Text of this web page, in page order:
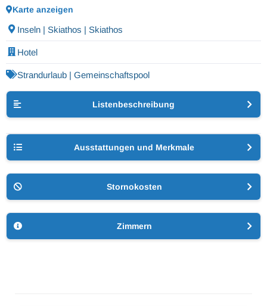
Karte anzeigen
Inseln | Skiathos | Skiathos
Hotel
Strandurlaub | Gemeinschaftspool
Listenbeschreibung
Ausstattungen und Merkmale
Stornokosten
Zimmern